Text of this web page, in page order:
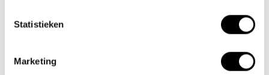
Statistieken
MarketingWarum ein elektrisches Faltrad von Lacros wählen